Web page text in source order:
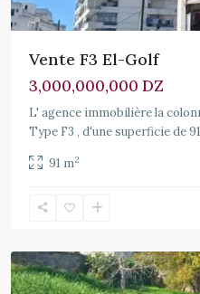
Vente F3 El-Golf
3,000,000,000 DZ
L' agence immobilière la
Type F3 , d'une superficie de
91 m2
Rahmania